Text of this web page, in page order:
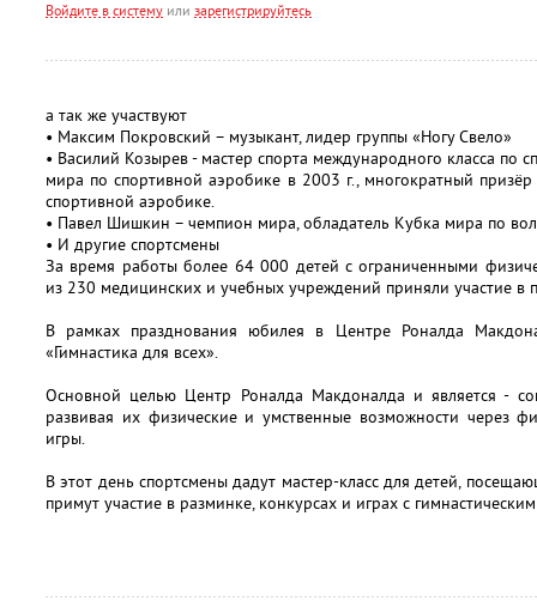
Войдите в систему или зарегистрируйтесь
а так же участвуют
• Максим Покровский – музыкант, лидер группы «Ногу Свело»
• Василий Козырев - мастер спорта международного класса по
мира по спортивной аэробике в 2003 г., многократный
спортивной аэробике.
• Павел Шишкин – чемпион мира, обладатель Кубка мира по
• И другие спортсмены
За время работы более 64 000 детей с ограниченными
из 230 медицинских и учебных учреждений приняли участие в
В рамках празднования юбилея в Центре Роналда
«Гимнастика для всех».
Основной целью Центр Роналда Макдоналда и является -
развивая их физические и умственные возможности через
игры.
В этот день спортсмены дадут мастер-класс для детей,
примут участие в разминке, конкурсах и играх с